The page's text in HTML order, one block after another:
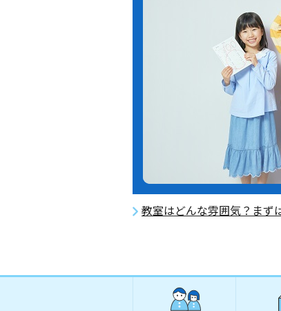
教室はどんな雰囲気？まず